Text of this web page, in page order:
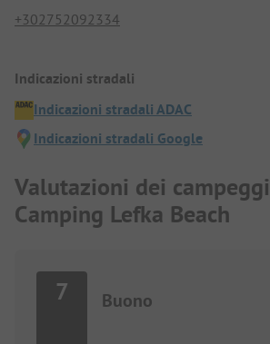
+302752092334
Indicazioni stradali
Indicazioni stradali ADAC
Indicazioni stradali Google
Valutazioni dei
Camping Lefka Beach
7 Buono